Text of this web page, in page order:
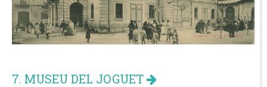
7. MUSEU DEL JOGUET